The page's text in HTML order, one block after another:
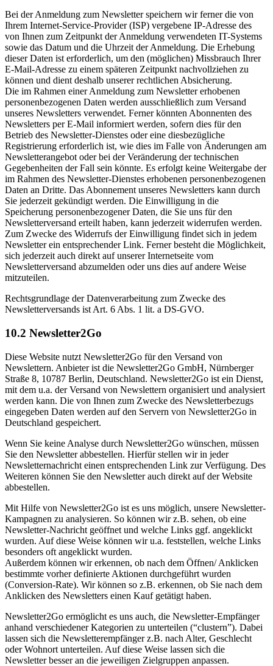
Bei der Anmeldung zum Newsletter speichern wir ferner die von
Ihrem Internet-Service-Provider (ISP) vergebene IP-Adresse des
von Ihnen zum Zeitpunkt der Anmeldung verwendeten IT-Systems
sowie das Datum und die Uhrzeit der Anmeldung. Die Erhebung
dieser Daten ist erforderlich, um den (möglichen) Missbrauch Ihrer
E-Mail-Adresse zu einem späteren Zeitpunkt nachvollziehen zu
können und dient deshalb unserer rechtlichen Absicherung.
Die im Rahmen einer Anmeldung zum Newsletter erhobenen
personenbezogenen Daten werden ausschließlich zum Versand
unseres Newsletters verwendet. Ferner könnten Abonnenten des
Newsletters per E-Mail informiert werden, sofern dies für den
Betrieb des Newsletter-Dienstes oder eine diesbezügliche
Registrierung erforderlich ist, wie dies im Falle von Änderungen am
Newsletterangebot oder bei der Veränderung der technischen
Gegebenheiten der Fall sein könnte. Es erfolgt keine Weitergabe der
im Rahmen des Newsletter-Dienstes erhobenen personenbezogenen
Daten an Dritte. Das Abonnement unseres Newsletters kann durch
Sie jederzeit gekündigt werden. Die Einwilligung in die
Speicherung personenbezogener Daten, die Sie uns für den
Newsletterversand erteilt haben, kann jederzeit widerrufen werden.
Zum Zwecke des Widerrufs der Einwilligung findet sich in jedem
Newsletter ein entsprechender Link. Ferner besteht die Möglichkeit,
sich jederzeit auch direkt auf unserer Internetseite vom
Newsletterversand abzumelden oder uns dies auf andere Weise
mitzuteilen.
Rechtsgrundlage der Datenverarbeitung zum Zwecke des
Newsletterversands ist Art. 6 Abs. 1 lit. a DS-GVO.
10.2 Newsletter2Go
Diese Website nutzt Newsletter2Go für den Versand von
Newslettern. Anbieter ist die Newsletter2Go GmbH, Nürnberger
Straße 8, 10787 Berlin, Deutschland. Newsletter2Go ist ein Dienst,
mit dem u.a. der Versand von Newslettern organisiert und analysiert
werden kann. Die von Ihnen zum Zwecke des Newsletterbezugs
eingegeben Daten werden auf den Servern von Newsletter2Go in
Deutschland gespeichert.
Wenn Sie keine Analyse durch Newsletter2Go wünschen, müssen
Sie den Newsletter abbestellen. Hierfür stellen wir in jeder
Newsletternachricht einen entsprechenden Link zur Verfügung. Des
Weiteren können Sie den Newsletter auch direkt auf der Website
abbestellen.
Mit Hilfe von Newsletter2Go ist es uns möglich, unsere Newsletter-
Kampagnen zu analysieren. So können wir z.B. sehen, ob eine
Newsletter-Nachricht geöffnet und welche Links ggf. angeklickt
wurden. Auf diese Weise können wir u.a. feststellen, welche Links
besonders oft angeklickt wurden.
Außerdem können wir erkennen, ob nach dem Öffnen/ Anklicken
bestimmte vorher definierte Aktionen durchgeführt wurden
(Conversion-Rate). Wir können so z.B. erkennen, ob Sie nach dem
Anklicken des Newsletters einen Kauf getätigt haben.
Newsletter2Go ermöglicht es uns auch, die Newsletter-Empfänger
anhand verschiedener Kategorien zu unterteilen (“clustern”). Dabei
lassen sich die Newsletterempfänger z.B. nach Alter, Geschlecht
oder Wohnort unterteilen. Auf diese Weise lassen sich die
Newsletter besser an die jeweiligen Zielgruppen anpassen.